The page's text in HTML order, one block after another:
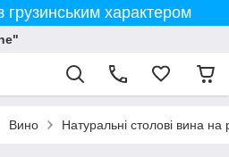
характером
Вино Натуральні столові вина на